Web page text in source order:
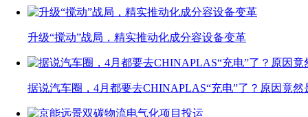
升级“搅动”战局，精实推动化成分容设备变革
据说汽车圈，4月都要去CHINAPLAS“充电”了？原因竟